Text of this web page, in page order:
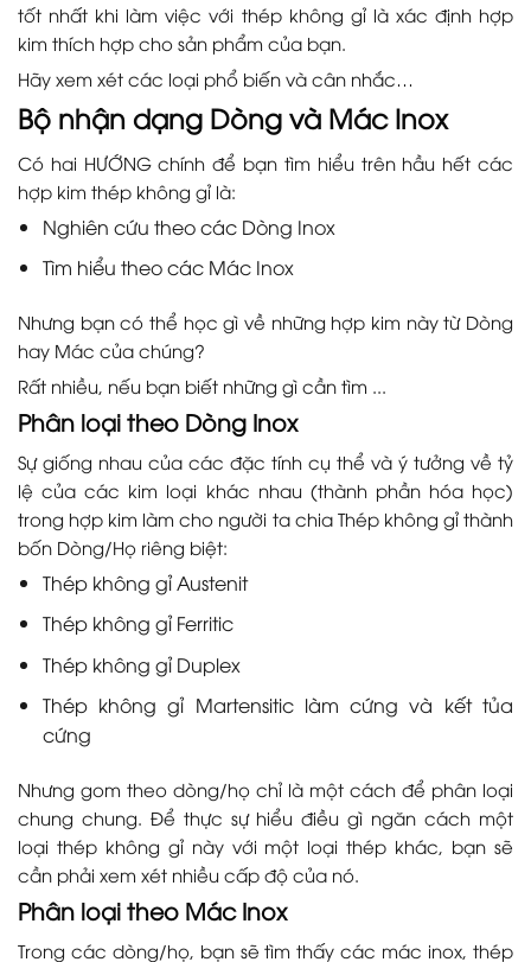
tốt nhất khi làm việc với thép không gỉ là xác định hợp
kim thích hợp cho sản phẩm của bạn.
Hãy xem xét các loại phổ biến và cân nhắc…
Bộ nhận dạng Dòng và Mác Inox
Có hai HƯỚNG chính để bạn tìm hiểu trên hầu hết các
hợp kim thép không gỉ là:
Nghiên cứu theo các Dòng Inox
Tìm hiểu theo các Mác Inox
Nhưng bạn có thể học gì về những hợp kim này từ Dòng
hay Mác của chúng?
Rất nhiều, nếu bạn biết những gì cần tìm ...
Phân loại theo Dòng Inox
Sự giống nhau của các đặc tính cụ thể và ý tưởng về tỷ
lệ của các kim loại khác nhau (thành phần hóa học)
trong hợp kim làm cho người ta chia Thép không gỉ thành
bốn Dòng/Họ riêng biệt:
Thép không gỉ Austenit
Thép không gỉ Ferritic
Thép không gỉ Duplex
Thép không gỉ Martensitic làm cứng và kết tủa
cứng
Nhưng gom theo dòng/họ chỉ là một cách để phân loại
chung chung. Để thực sự hiểu điều gì ngăn cách một
loại thép không gỉ này với một loại thép khác, bạn sẽ
cần phải xem xét nhiều cấp độ của nó.
Phân loại theo Mác Inox
Trong các dòng/họ, bạn sẽ tìm thấy các mác inox, thép